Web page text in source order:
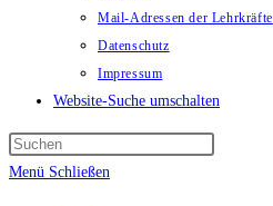
Mail-Adressen der Lehrkräfte
Datenschutz
Impressum
Website-Suche umschalten
Menü Schließen